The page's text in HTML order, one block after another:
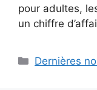
pour adultes,
un chiffre
Categories
Dernières